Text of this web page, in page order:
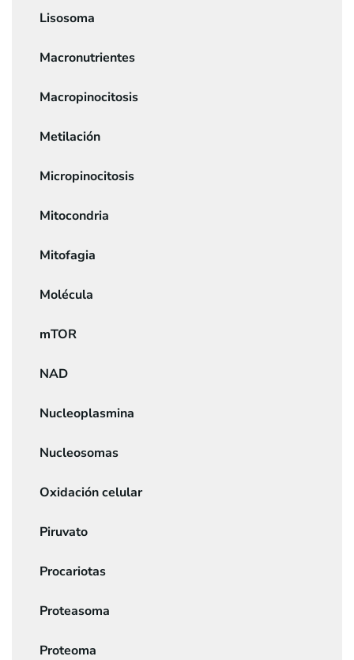
Lisosoma
Macronutrientes
Macropinocitosis
Metilación
Micropinocitosis
Mitocondria
Mitofagia
Molécula
mTOR
NAD
Nucleoplasmina
Nucleosomas
Oxidación celular
Piruvato
Procariotas
Proteasoma
Proteoma